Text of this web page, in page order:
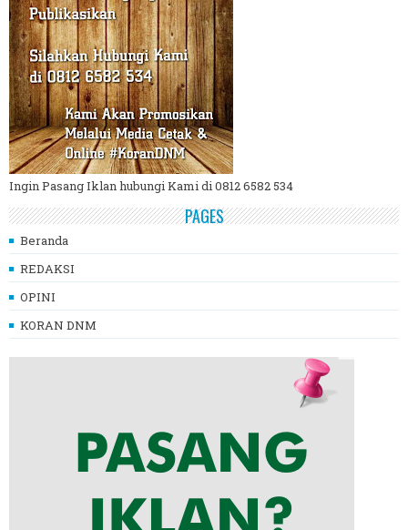
Ingin Pasang Iklan hubungi Kami di 0812 6582 534
PAGES
Beranda
REDAKSI
OPINI
KORAN DNM